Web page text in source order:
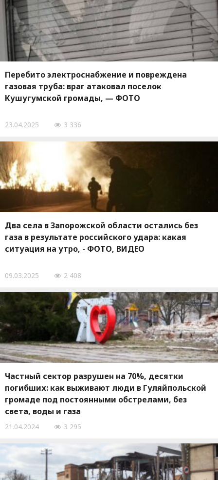
Перебито электроснабжение и повреждена
газовая труба: враг атаковал поселок
Кушугумской громады, — ФОТО
23.04.2025 3 336
Два села в Запорожской области остались без
газа в результате российского удара: какая
ситуация на утро, - ФОТО, ВИДЕО
09.03.2025 2 408
Частный сектор разрушен на 70%, десятки
погибших: как выживают люди в Гуляйпольской
громаде под постоянными обстрелами, без
света, воды и газа
21.04.2024 3 295